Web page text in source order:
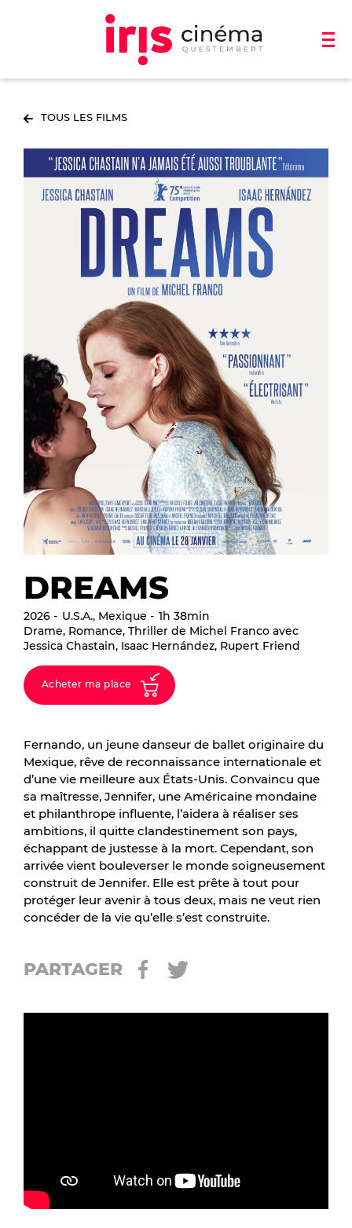
TOUS LES FILMS
DREAMS
2026 U.S.A., Mexique
1h 38min
Drame, Romance, Thriller de Michel Franco avec
Jessica Chastain, Isaac Hernández, Rupert Friend
Acheter ma place
Fernando, un jeune danseur de ballet originaire du
Mexique, rêve de reconnaissance internationale et
d’une vie meilleure aux États-Unis. Convaincu que
sa maîtresse, Jennifer, une Américaine mondaine
et philanthrope influente, l’aidera à réaliser ses
ambitions, il quitte clandestinement son pays,
échappant de justesse à la mort. Cependant, son
arrivée vient bouleverser le monde soigneusement
construit de Jennifer. Elle est prête à tout pour
protéger leur avenir à tous deux, mais ne veut rien
concéder de la vie qu’elle s’est construite.
PARTAGER